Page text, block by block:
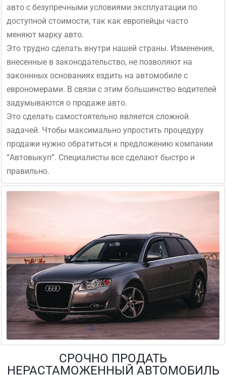
авто с безупречными условиями эксплуатации по
доступной стоимости, так как европейцы часто
меняют марку авто.
Это трудно сделать внутри нашей страны. Изменения,
внесенные в законодательство, не позволяют на
законнных основаниях ездить на автомобиле с
еврономерами. В связи с этим большинство водителей
задумываются о продаже авто.
Это сделать самостоятельно является сложной
задачей. Чтобы максимально упростить процедуру
продажи нужно обратиться к предложению компании
“Автовыкуп”. Специалисты все сделают быстро и
правильно.
СРОЧНО ПРОДАТЬ
НЕРАСТАМОЖЕННЫЙ АВТОМОБИЛЬ